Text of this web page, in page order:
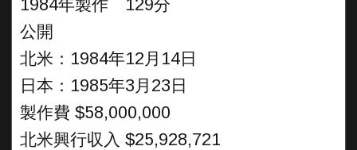
1984年製作 129分
公開
北米：1984年12月14日
日本：1985年3月23日
製作費 $58,000,000
北米興行収入 $25,928,721